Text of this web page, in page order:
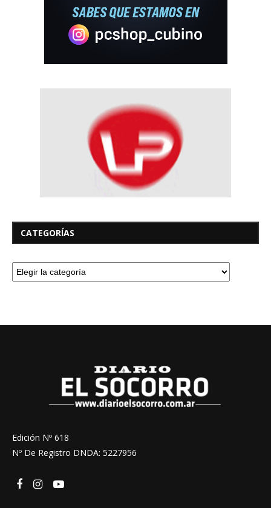
CATEGORÍAS
Edición Nº 618
Nº De Registro DNDA: 5227956